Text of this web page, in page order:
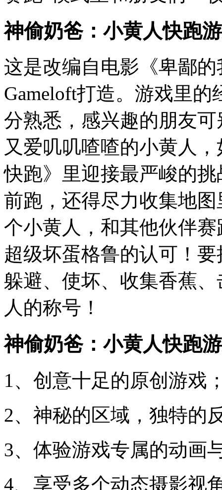
神偷奶爸：小黄人快跑
这是改编自电影《卑鄙
Gameloft打造。游戏里
分熟悉，感兴趣的朋友
又爱叽叽喳喳的小黄人
快跑》里迎接最严峻的
前跑，还得尽力收集地
个小黄人，和其他伙伴
超级坏蛋格鲁的认可！
躲避、使坏、收集香蕉
人的称号！
神偷奶爸：小黄人快跑
1、创意十足的原创游戏
2、神秘的区域，独特的
3、体验游戏专属的动画
4、享受多个动态摄影视